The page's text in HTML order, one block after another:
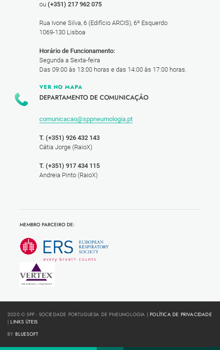
ou (+351) 217 962 075
Rua Ivone Silva, 6 (Edifício ARCIS), 6º Esquerdo
1069-130 Lisboa
Horário de Funcionamento:
Segunda a Sexta-feira
Das 09:00 às 13:00 horas e das 14:00 às 17:00 horas.
VER NO MAPA
DEPARTAMENTO DE COMUNICAÇÃO
comunicacao@sppneumologia.pt
T. (+351) 926 432 143
Cátia Jorge (RaioX)
T. (+351) 917 434 115
Andreia Pinto (RaioX)
MEMBRO PARCEIRO DE:
2020 © SPP - SOCIEDADE PORTUGUESA DE PNEUMOLOGIA |POLÍTICA DE PRIVACIDADE
|LINKS ÚTEIS
BY BLUESOFT